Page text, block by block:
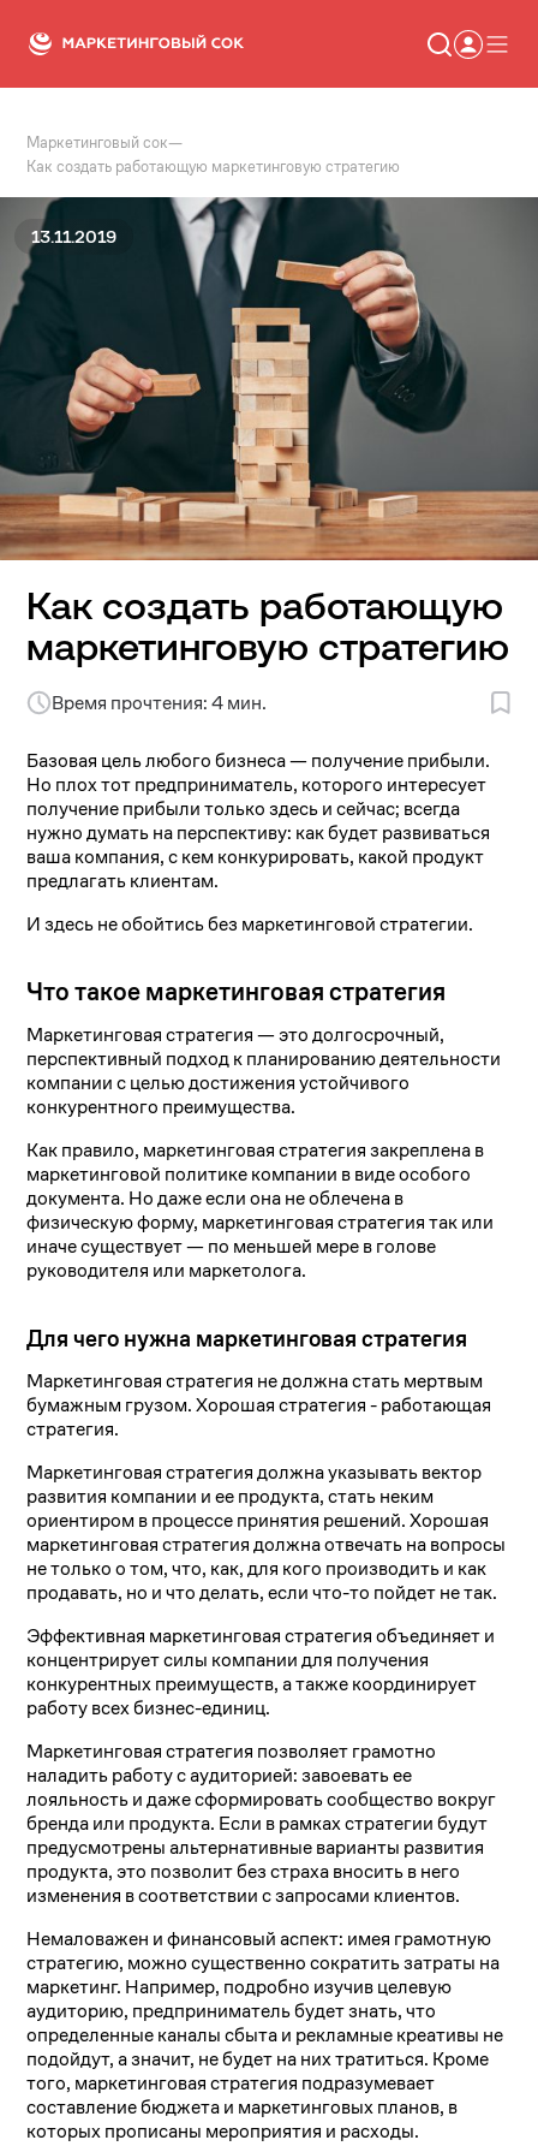
Статьи
Новости
Сервисы
Словарь
Консалтинг
Маркетинговый сок—
Как создать работающую маркетинговую стратегию
13.11.2019
Как создать работающую
маркетинговую стратегию
Время прочтения: 4 мин.
Базовая цель любого бизнеса — получение прибыли.
Но плох тот предприниматель, которого интересует
получение прибыли только здесь и сейчас; всегда
нужно думать на перспективу: как будет развиваться
ваша компания, с кем конкурировать, какой продукт
предлагать клиентам.
И здесь не обойтись без маркетинговой стратегии.
Что такое маркетинговая стратегия
Маркетинговая стратегия — это долгосрочный,
перспективный подход к планированию деятельности
компании с целью достижения устойчивого
конкурентного преимущества.
Как правило, маркетинговая стратегия закреплена в
маркетинговой политике компании в виде особого
документа. Но даже если она не облечена в
физическую форму, маркетинговая стратегия так или
иначе существует — по меньшей мере в голове
руководителя или маркетолога.
Для чего нужна маркетинговая стратегия
Маркетинговая стратегия не должна стать мертвым
бумажным грузом. Хорошая стратегия - работающая
стратегия.
Маркетинговая стратегия должна указывать вектор
развития компании и ее продукта, стать неким
ориентиром в процессе принятия решений. Хорошая
маркетинговая стратегия должна отвечать на вопросы
не только о том, что, как, для кого производить и как
продавать, но и что делать, если что-то пойдет не так.
Эффективная маркетинговая стратегия объединяет и
концентрирует силы компании для получения
конкурентных преимуществ, а также координирует
работу всех бизнес-единиц.
Маркетинговая стратегия позволяет грамотно
наладить работу с аудиторией: завоевать ее
лояльность и даже сформировать сообщество вокруг
бренда или продукта. Если в рамках стратегии будут
предусмотрены альтернативные варианты развития
продукта, это позволит без страха вносить в него
изменения в соответствии с запросами клиентов.
Немаловажен и финансовый аспект: имея грамотную
стратегию, можно существенно сократить затраты на
маркетинг. Например, подробно изучив целевую
аудиторию, предприниматель будет знать, что
определенные каналы сбыта и рекламные креативы не
подойдут, а значит, не будет на них тратиться. Кроме
того, маркетинговая стратегия подразумевает
составление бюджета и маркетинговых планов, в
которых прописаны мероприятия и расходы.